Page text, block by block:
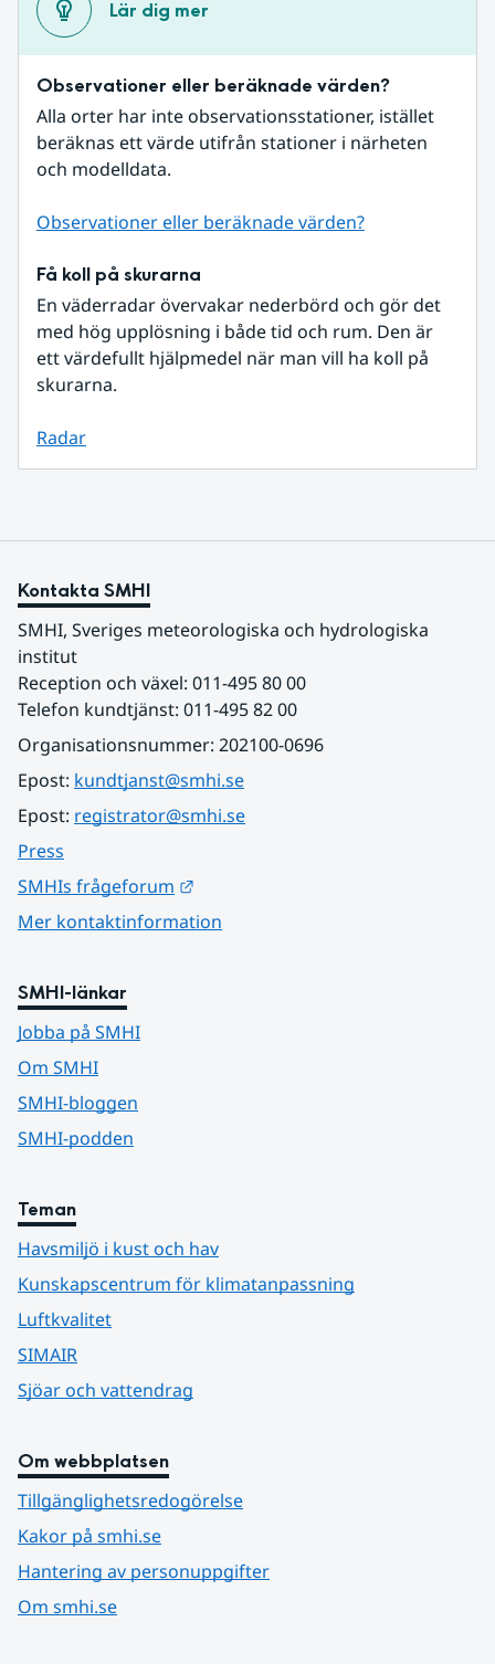
Lär dig mer
Observationer eller beräknade värden?
Alla orter har inte observationsstationer, istället
beräknas ett värde utifrån stationer i närheten
och modelldata.
Observationer eller beräknade värden?
Få koll på skurarna
En väderradar övervakar nederbörd och gör det
med hög upplösning i både tid och rum. Den är
ett värdefullt hjälpmedel när man vill ha koll på
skurarna.
Radar
Kontakta SMHI
SMHI, Sveriges meteorologiska och hydrologiska
institut
Reception och växel: 011-495 80 00
Telefon kundtjänst: 011-495 82 00
Organisationsnummer: 202100-0696
Epost: kundtjanst@smhi.se
Epost: registrator@smhi.se
Press
SMHIs frågeforum
Mer kontaktinformation
SMHI-länkar
Jobba på SMHI
Om SMHI
SMHI-bloggen
SMHI-podden
Teman
Havsmiljö i kust och hav
Kunskapscentrum för klimatanpassning
Luftkvalitet
SIMAIR
Sjöar och vattendrag
Om webbplatsen
Tillgänglighetsredogörelse
Kakor på smhi.se
Hantering av personuppgifter
Om smhi.se